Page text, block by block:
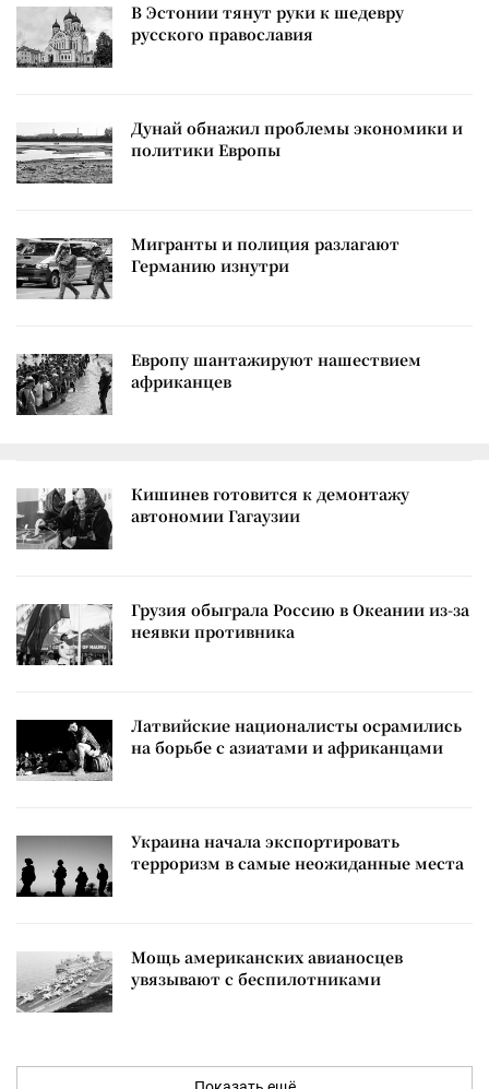
В Эстонии тянут руки к шедевру
русского православия
Дунай обнажил проблемы экономики и
политики Европы
Мигранты и полиция разлагают
Германию изнутри
Европу шантажируют нашествием
африканцев
Кишинев готовится к демонтажу
автономии Гагаузии
Грузия обыграла Россию в Океании из-за
неявки противника
Латвийские националисты осрамились
на борьбе с азиатами и африканцами
Украина начала экспортировать
терроризм в самые неожиданные места
Мощь американских авианосцев
увязывают с беспилотниками